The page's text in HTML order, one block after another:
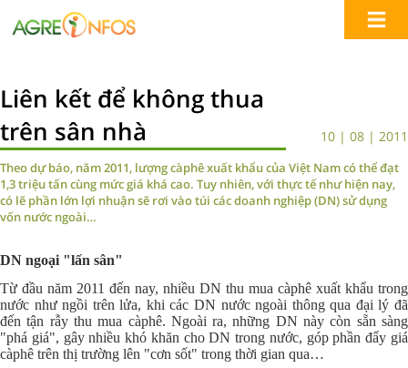
Liên kết để không thua
trên sân nhà
10 | 08 | 2011
Theo dự báo, năm 2011, lượng càphê xuất khẩu của Việt Nam có thể đạt
1,3 triệu tấn cùng mức giá khá cao. Tuy nhiên, với thực tế như hiện nay,
có lẽ phần lớn lợi nhuận sẽ rơi vào túi các doanh nghiệp (DN) sử dụng
vốn nước ngoài…
DN ngoại "lấn sân"
Từ đầu năm 2011 đến nay, nhiều DN thu mua càphê xuất khẩu trong
nước như ngồi trên lửa, khi các DN nước ngoài thông qua đại lý đã
đến tận rẫy thu mua càphê. Ngoài ra, những DN này còn sẵn sàng
"phá giá", gây nhiều khó khăn cho DN trong nước, góp phần đẩy giá
càphê trên thị trường lên "cơn sốt" trong thời gian qua…